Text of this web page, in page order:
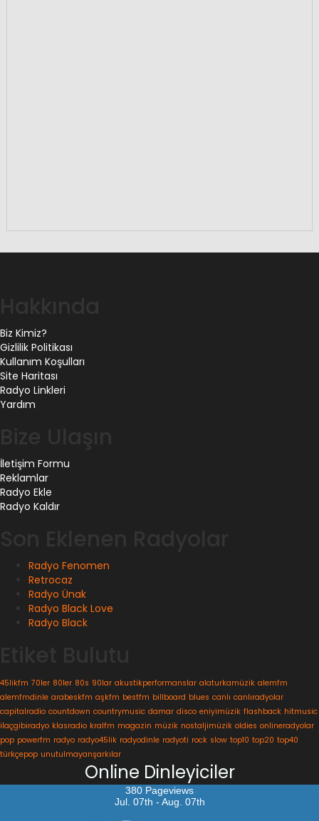
Biz Kimiz?
Gizlilik Politikası
Kullanım Koşulları
Site Haritası
Radyo Linkleri
Yardım
İletişim Formu
Reklamlar
Radyo Ekle
Radyo Kaldır
Radyo Fenomen
Retrocaz
Radyo Ünak
Radyo Black Love
Radyo Black
45likfm 70ler 80ler 80s 90lar akustikperformanslar alaturkamüzik alemfm
alemfmdinle arabeskfm aşkfm bestfm billboard blues canlı canlıradyolar
capitalradio countdown countrymusic damar disco eniyimüzik flashback hitmusic
ilaçgibiradyo klasradio kralfm magazin müzik nostaljimüzik oldies onlineradyolar
pop powerfm radyo radyo45lik radyodinle radyoti rock slow top10 top20 top40
türkçepop unutulmayanşarkılar
Online Dinleyiciler
380 Pageviews
Jul. 07th - Aug. 07th